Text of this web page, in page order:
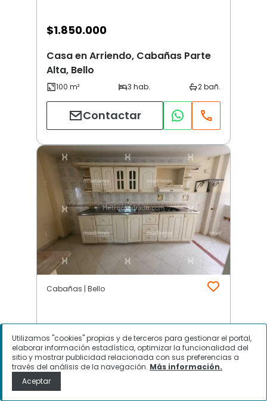
$1.850.000
Casa en Arriendo, Cabañas Parte
Alta, Bello
Contactar
Cabañas | Bello
$1.900.000
Casa en Arriendo, Cabañas, Bello
Utilizamos "cookies" propias y de terceros para gestionar el portal,
elaborar información estadística, optimizar la funcionalidad del
sitio y mostrar publicidad relacionada con sus preferencias a
través del análisis de la navegación. Más información.
Aceptar